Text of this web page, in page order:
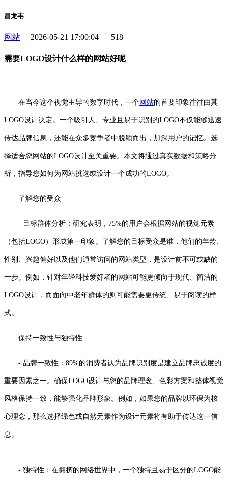
昌龙韦
网站 2026-05-21 17:00:04 518
需要LOGO设计什么样的网站好呢
在当今这个视觉主导的数字时代，一个网站的首要印象往往由其
LOGO设计决定。一个吸引人、专业且易于识别的LOGO不仅能够迅速
传达品牌信息，还能在众多竞争者中脱颖而出，加深用户的记忆。选
择适合您网站的LOGO设计至关重要。本文将通过真实数据和策略分
析，指导您如何为网站挑选或设计一个成功的LOGO。
了解您的受众
- 目标群体分析：研究表明，75%的用户会根据网站的视觉元素
（包括LOGO）形成第一印象。了解您的目标受众是谁，他们的年龄、
性别、兴趣偏好以及他们通常访问的网站类型，是设计前不可或缺的
一步。例如，针对年轻科技爱好者的网站可能更倾向于现代、简洁的
LOGO设计，而面向中老年群体的则可能需要更传统、易于阅读的样
式。
保持一致性与独特性
- 品牌一致性：89%的消费者认为品牌识别度是建立品牌忠诚度的
重要因素之一。确保LOGO设计与您的品牌理念、色彩方案和整体视觉
风格保持一致，能够强化品牌形象。例如，如果您的品牌以环保为核
心理念，那么选择绿色或自然元素作为设计元素将有助于传达这一信
息。
- 独特性：在拥挤的网络世界中，一个独特且易于区分的LOGO能